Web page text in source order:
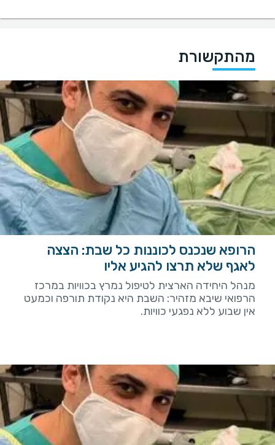
מהתקשורת
הרופא שנכנס לכוננות כל שבת: הצצה
לאגף שלא תרצו להגיע אליו
מנהל היחידה הארצית לטיפול נמרץ בכוויות במרכז
הרפואי שיבא מזהיר: השבת היא נקודת תורפה וכמעט
אין שבוע ללא נפגעי כוויות.